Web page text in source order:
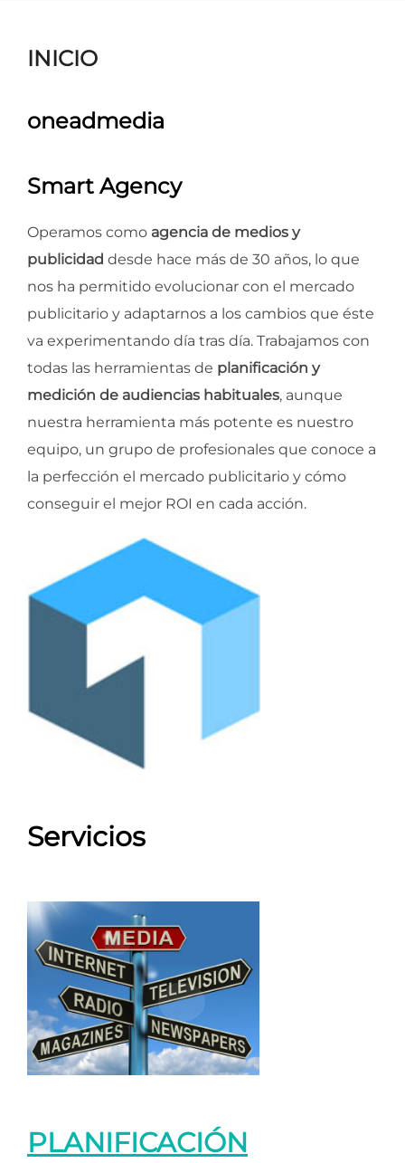
INICIO
oneadmedia
Smart Agency
Operamos como agencia de medios y
publicidad desde hace más de 30 años, lo que
nos ha permitido evolucionar con el mercado
publicitario y adaptarnos a los cambios que éste
va experimentando día tras día. Trabajamos con
todas las herramientas de planificación y
medición de audiencias habituales, aunque
nuestra herramienta más potente es nuestro
equipo, un grupo de profesionales que conoce a
la perfección el mercado publicitario y cómo
conseguir el mejor ROI en cada acción.
Servicios
PLANIFICACIÓN